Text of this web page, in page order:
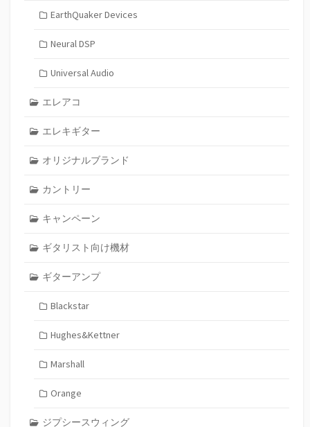
EarthQuaker Devices
Neural DSP
Universal Audio
エレアコ
エレキギター
オリジナルブランド
カントリー
キャンペーン
ギタリスト向け機材
ギターアンプ
Blackstar
Hughes&Kettner
Marshall
Orange
ジプシースウィング